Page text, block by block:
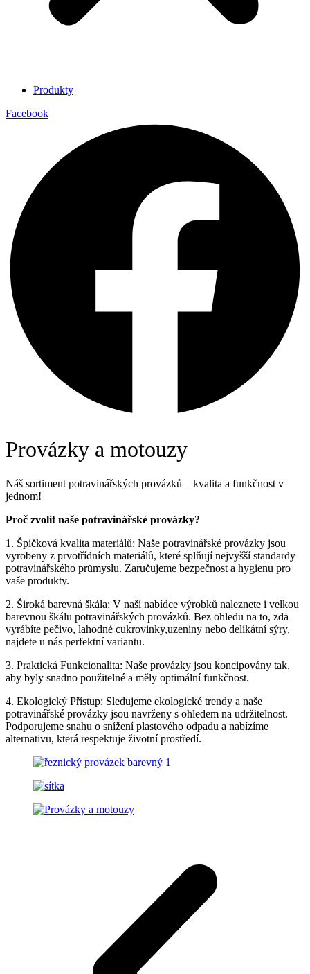
Produkty
Facebook
Provázky a motouzy
Náš sortiment potravinářských provázků – kvalita a funkčnost v
jednom!
Proč zvolit naše potravinářské provázky?
1. Špičková kvalita materiálů: Naše potravinářské provázky jsou
vyrobeny z prvotřídních materiálů, které splňují nejvyšší standardy
potravinářského průmyslu. Zaručujeme bezpečnost a hygienu pro
vaše produkty.
2. Široká barevná škála: V naší nabídce výrobků naleznete i velkou
barevnou škálu potravinářských provázků. Bez ohledu na to, zda
vyrábíte pečivo, lahodné cukrovinky,uzeniny nebo delikátní sýry,
najdete u nás perfektní variantu.
3. Praktická Funkcionalita: Naše provázky jsou koncipovány tak,
aby byly snadno použitelné a měly optimální funkčnost.
4. Ekologický Přístup: Sledujeme ekologické trendy a naše
potravinářské provázky jsou navrženy s ohledem na udržitelnost.
Podporujeme snahu o snížení plastového odpadu a nabízíme
alternativu, která respektuje životní prostředí.